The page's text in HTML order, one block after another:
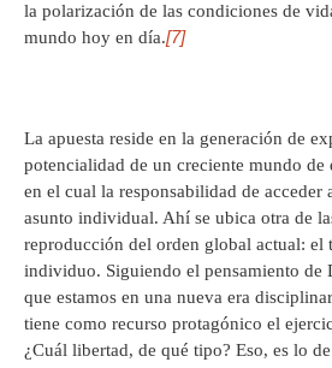
la polarización de las condiciones de
mundo hoy en día.[7]
La apuesta reside en la generación de
potencialidad de un creciente mundo de
en el cual la responsabilidad de acceder
asunto individual. Ahí se ubica otra de
reproducción del orden global actual: el
individuo. Siguiendo el pensamiento de
que estamos en una nueva era
tiene como recurso protagónico el
¿Cuál libertad, de qué tipo? Eso, es lo